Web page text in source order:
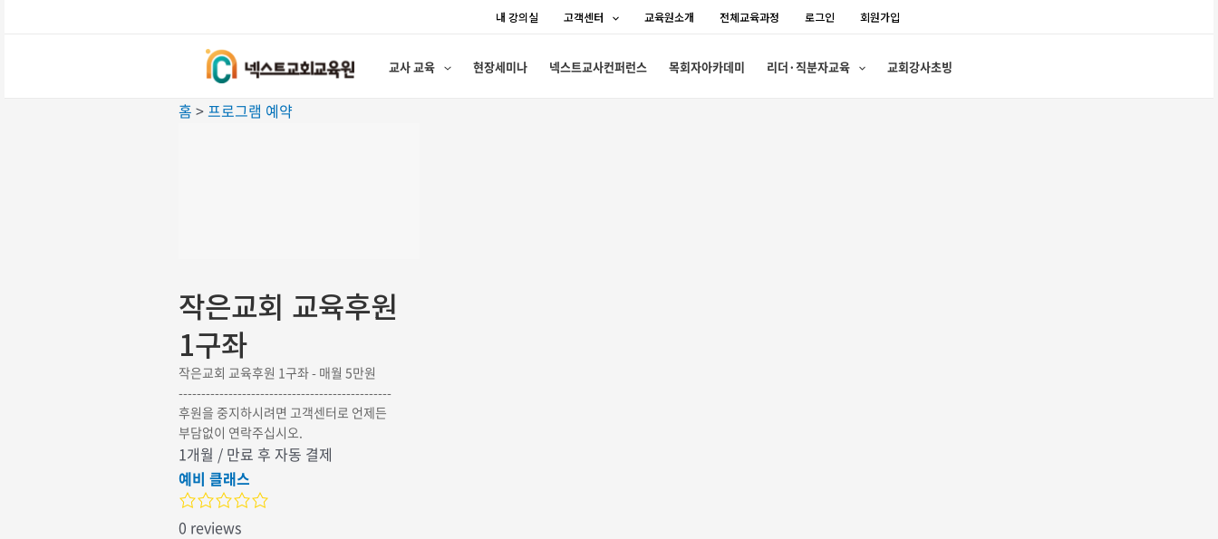
내 강의실 고객센터 교육원소개 전체교육과정 로그인 회원가입
교사 교육 현장세미나 넥스트교사컨퍼런스 목회자아카데미 리더·직분자교육 교회강사초빙
홈 >프로그램 예약
작은교회 교육후원
1구좌
작은교회 교육후원 1구좌 - 매월 5만원
-----------------------------------------------
후원을 중지하시려면 고객센터로 언제든
부담없이 연락주십시오.
1개월 / 만료 후 자동 결제
예비 클래스
0 reviews